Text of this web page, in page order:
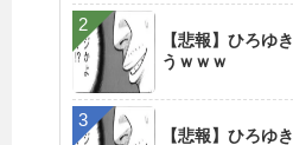
【悲報】ひろゆ
うｗｗｗ
【悲報】ひろゆ